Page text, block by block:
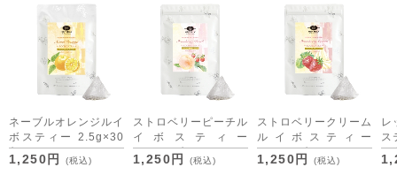
ネーブルオレンジルイ
ボスティー 2.5g×30
包
[M便 1/3]
1,250円 (税込)
ストロベリーピーチル
イボスティー
2.5g×30包
[M便 1/3]
1,250円 (税込)
ストロベリークリーム
ルイボスティー
2.5g×30包
[M便 1/3]
1,250円 (税込)
レ
ス
[M